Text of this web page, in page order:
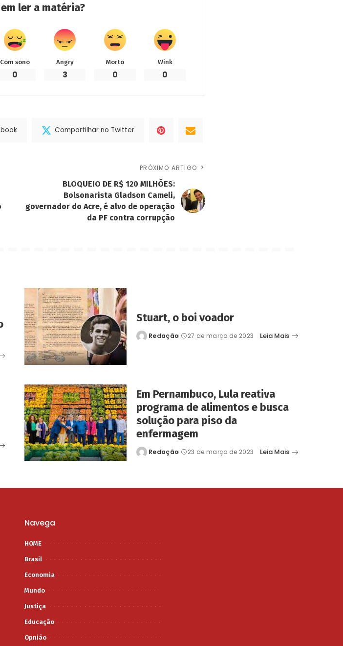
ler a matéria?
Com sono
0
Angry
3
Morto
0
Wink
0
Compartilhar no Twitter
PRÓXIMO ARTIGO
BLOQUEIO DE R$ 120 MILHÕES:
Bolsonarista Gladson Cameli,
governador do Acre, é alvo de operação
da PF contra corrupção
Stuart, o boi voador
PostedRedação 27 de março de 2023 Leia Mais
Em Pernambuco, Lula reativa
programa de alimentos e busca
solução para piso da
enfermagem
PostedRedação 23 de março de 2023 Leia Mais
Navega
HOME
Brasil
Economia
Mundo
Justiça
Educação
Opnião